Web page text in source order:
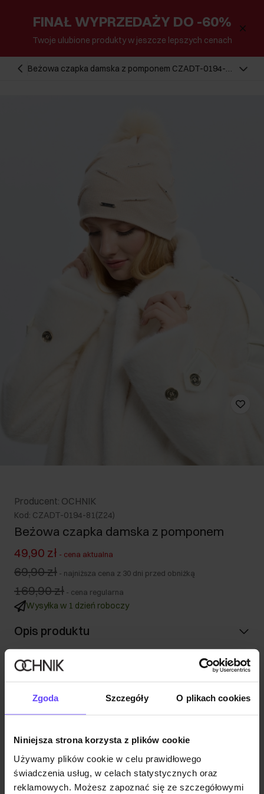
Zgoda Szczegóły O plikach cookies
Niniejsza strona korzysta z plików cookie
Używamy plików cookie w celu prawidłowego
świadczenia usług, w celach statystycznych oraz
reklamowych. Możesz zapoznać się ze szczegółowymi
FINAŁ WYPRZEDAŻY DO -60%
Twoje ulubione produkty w jeszcze lepszych cenach
Beżowa czapka damska z pomponem CZADT-0194-
Producent: OCHNIK
Kod: CZADT-0194-81(Z24)
Beżowa czapka damska z pomponem
49,90 zł - cena aktualna
69,90 zł - najniższa cena z 30 dni przed obniżką
169,90 zł - cena regularna
Wysyłka w 1 dzień roboczy
Opis produktu
Szczegóły
Skład i wymiary
Opinie